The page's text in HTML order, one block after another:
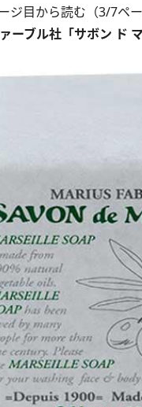
ジ目から読む（3/7ペー
ーブル社「サボン ド マ